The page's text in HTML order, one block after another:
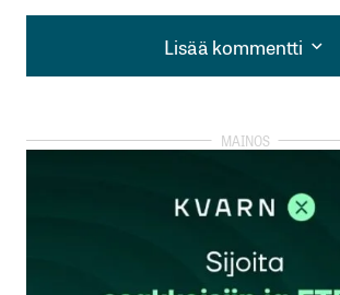
Lisää kommentti
Lisää kommentti
rekisteröityä